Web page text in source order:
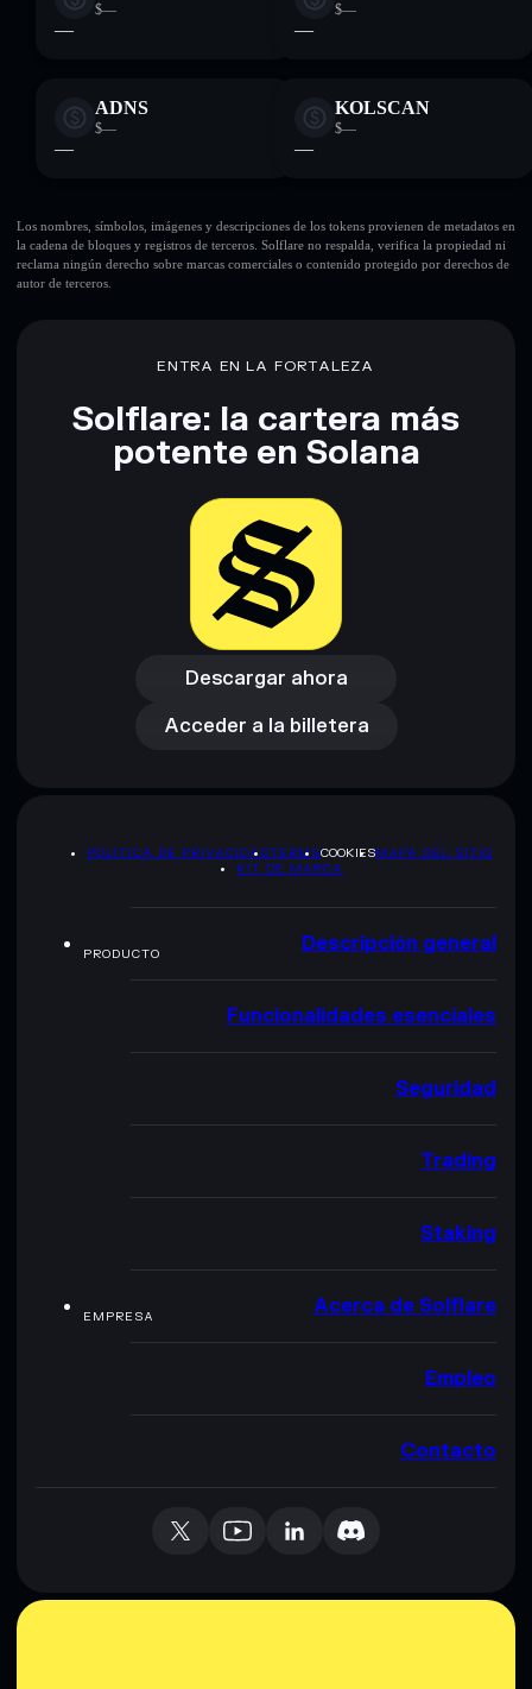
$—
—
$—
—
ADNS
$—
—
KOLSCAN
$—
—
Los nombres, símbolos, imágenes y descripciones de los tokens provienen de metadatos en
la cadena de bloques y registros de terceros. Solflare no respalda, verifica la propiedad ni
reclama ningún derecho sobre marcas comerciales o contenido protegido por derechos de
autor de terceros.
ENTRA EN LA FORTALEZA
Solflare: la cartera más
potente en Solana
Descargar ahora
Descargar ahora
Acceder a la billetera
Acceder a la billetera
POLÍTICA DE PRIVACIDADTERMSCOOKIESMAPA DEL SITIO
KIT DE MARCA
PRODUCTO Descripción general
Funcionalidades esenciales
Seguridad
Trading
Staking
EMPRESA Acerca de Solflare
Empleo
Contacto